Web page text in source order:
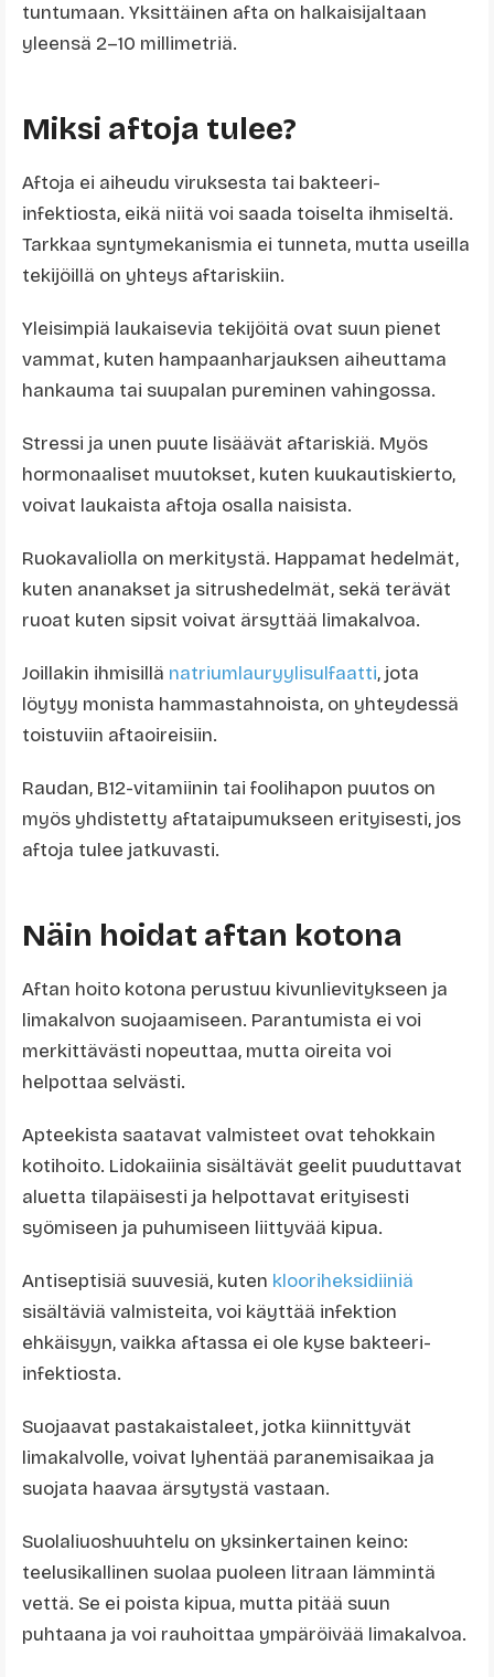
tuntumaan. Yksittäinen afta on halkaisijaltaan
yleensä 2–10 millimetriä.
Miksi aftoja tulee?
Aftoja ei aiheudu viruksesta tai bakteeri-
infektiosta, eikä niitä voi saada toiselta ihmiseltä.
Tarkkaa syntymekanismia ei tunneta, mutta useilla
tekijöillä on yhteys aftariskiin.
Yleisimpiä laukaisevia tekijöitä ovat suun pienet
vammat, kuten hampaanharjauksen aiheuttama
hankauma tai suupalan pureminen vahingossa.
Stressi ja unen puute lisäävät aftariskiä. Myös
hormonaaliset muutokset, kuten kuukautiskierto,
voivat laukaista aftoja osalla naisista.
Ruokavaliolla on merkitystä. Happamat hedelmät,
kuten ananakset ja sitrushedelmät, sekä terävät
ruoat kuten sipsit voivat ärsyttää limakalvoa.
Joillakin ihmisillä natriumlauryylisulfaatti, jota
löytyy monista hammastahnoista, on yhteydessä
toistuviin aftaoireisiin.
Raudan, B12-vitamiinin tai foolihapon puutos on
myös yhdistetty aftataipumukseen erityisesti, jos
aftoja tulee jatkuvasti.
Näin hoidat aftan kotona
Aftan hoito kotona perustuu kivunlievitykseen ja
limakalvon suojaamiseen. Parantumista ei voi
merkittävästi nopeuttaa, mutta oireita voi
helpottaa selvästi.
Apteekista saatavat valmisteet ovat tehokkain
kotihoito. Lidokaiinia sisältävät geelit puuduttavat
aluetta tilapäisesti ja helpottavat erityisesti
syömiseen ja puhumiseen liittyvää kipua.
Antiseptisiä suuvesiä, kuten klooriheksidiiniä
sisältäviä valmisteita, voi käyttää infektion
ehkäisyyn, vaikka aftassa ei ole kyse bakteeri-
infektiosta.
Suojaavat pastakaistaleet, jotka kiinnittyvät
limakalvolle, voivat lyhentää paranemisaikaa ja
suojata haavaa ärsytystä vastaan.
Suolaliuoshuuhtelu on yksinkertainen keino:
teelusikallinen suolaa puoleen litraan lämmintä
vettä. Se ei poista kipua, mutta pitää suun
puhtaana ja voi rauhoittaa ympäröivää limakalvoa.